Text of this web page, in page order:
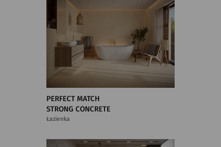
PERFECT MATCH
STRONG CONCRETE
Łazienka